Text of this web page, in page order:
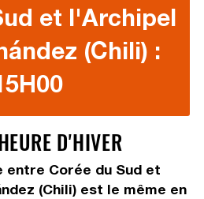
et l'Archipel
(Chili) :
D'HIVER
entre Corée du Sud et
(Chili) est le même en